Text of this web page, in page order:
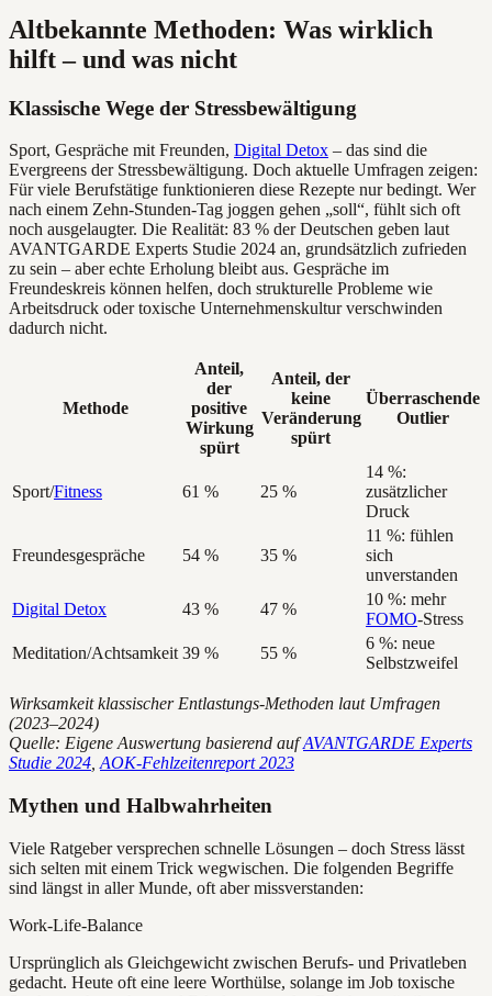
Altbekannte Methoden: Was wirklich
hilft – und was nicht
Klassische Wege der Stressbewältigung
Sport, Gespräche mit Freunden, Digital Detox – das sind die
Evergreens der Stressbewältigung. Doch aktuelle Umfragen zeigen:
Für viele Berufstätige funktionieren diese Rezepte nur bedingt. Wer
nach einem Zehn-Stunden-Tag joggen gehen „soll“, fühlt sich oft
noch ausgelaugter. Die Realität: 83 % der Deutschen geben laut
AVANTGARDE Experts Studie 2024 an, grundsätzlich zufrieden
zu sein – aber echte Erholung bleibt aus. Gespräche im
Freundeskreis können helfen, doch strukturelle Probleme wie
Arbeitsdruck oder toxische Unternehmenskultur verschwinden
dadurch nicht.
Methode
Anteil,
der
positive
Wirkung
spürt
Anteil, der
keine
Veränderung
spürt
Überraschende
Outlier
Sport/Fitness 61 % 25 %
14 %:
zusätzlicher
Druck
Freundesgespräche 54 % 35 %
11 %: fühlen
sich
unverstanden
Digital Detox
43 % 47 %
10 %: mehr
FOMO-Stress
Meditation/Achtsamkeit 39 % 55 %
6 %: neue
Selbstzweifel
Wirksamkeit klassischer Entlastungs-Methoden laut Umfragen
(2023–2024)
Quelle: Eigene Auswertung basierend aufAVANTGARDE Experts
Studie 2024 AOK-Fehlzeitenreport 2023
Mythen und Halbwahrheiten
Viele Ratgeber versprechen schnelle Lösungen – doch Stress lässt
sich selten mit einem Trick wegwischen. Die folgenden Begriffe
sind längst in aller Munde, oft aber missverstanden:
Work-Life-Balance
Ursprünglich als Gleichgewicht zwischen Berufs- und Privatleben
gedacht. Heute oft eine leere Worthülse, solange im Job toxische